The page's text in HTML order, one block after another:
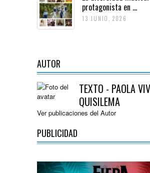
protagonista en ...
13 JUNIO, 2026
AUTOR
TEXTO - PAOLA
QUISILEMA
Ver publicaciones del Autor
PUBLICIDAD